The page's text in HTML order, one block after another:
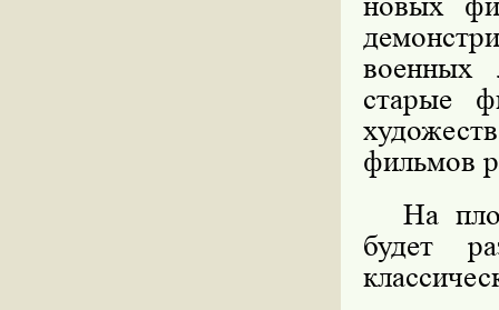
военных
старые
фильмов
На
будет